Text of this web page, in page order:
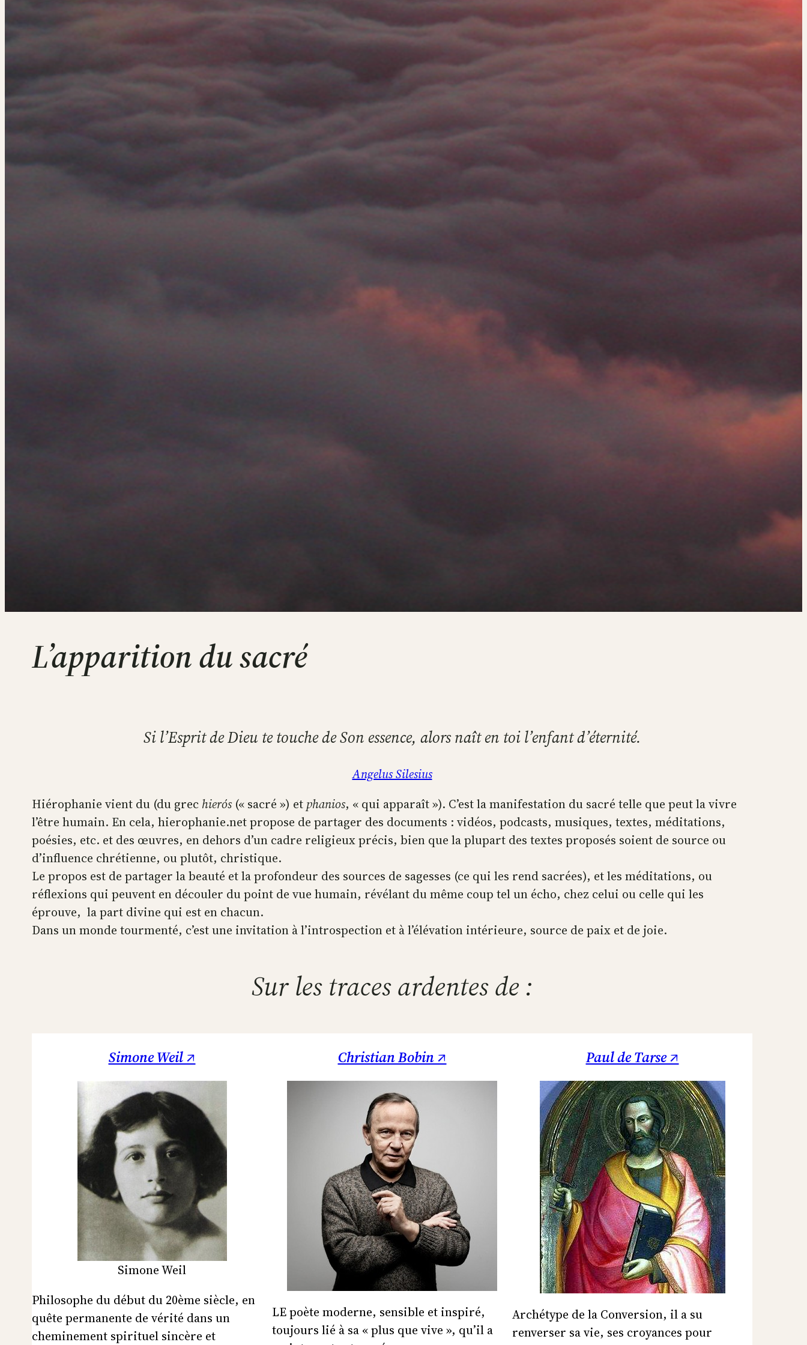
L’apparition du sacré
Si l’Esprit de Dieu te touche de Son essence, alors naît en toi l’enfant d’éternité.
Angelus Silesius
Hiérophanie vient du (du grec hierós(« sacré ») et phanios, « qui apparaît »). C’est la manifestation du sacré telle que peut la vivre
l’être humain. En cela, hierophanie.net propose de partager des documents : vidéos, podcasts, musiques, textes, méditations,
poésies, etc. et des œuvres, en dehors d’un cadre religieux précis, bien que la plupart des textes proposés soient de source ou
d’influence chrétienne, ou plutôt, christique.
Le propos est de partager la beauté et la profondeur des sources de sagesses (ce qui les rend sacrées), et les méditations, ou
réflexions qui peuvent en découler du point de vue humain, révélant du même coup tel un écho, chez celui ou celle qui les
éprouve, la part divine qui est en chacun.
Dans un monde tourmenté, c’est une invitation à l’introspection et à l’élévation intérieure, source de paix et de joie.
Sur les traces ardentes de :
Simone Weil ↗
Simone Weil
Philosophe du début du 20ème siècle, en
quête permanente de vérité dans un
cheminement spirituel sincère et
Christian Bobin ↗
LE poète moderne, sensible et inspiré,
toujours lié à sa « plus que vive », qu’il a
Paul de Tarse ↗
Archétype de la Conversion, il a su
renverser sa vie, ses croyances pour